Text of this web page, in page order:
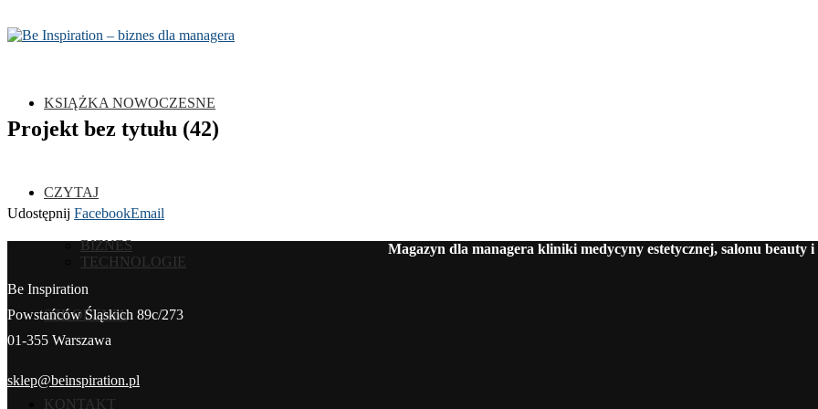
KSIĄŻKA NOWOCZESNE
CZYTAJ
BIZNES
TECHNOLOGIE
SZKOLENIA
KONTAKT
Projekt bez tytułu (42)
Udostępnij FacebookEmail
Magazyn dla managera kliniki medycyny estetycznej, salonu beauty i
Be Inspiration
Powstańców Śląskich 89c/273
01-355 Warszawa
sklep@beinspiration.pl